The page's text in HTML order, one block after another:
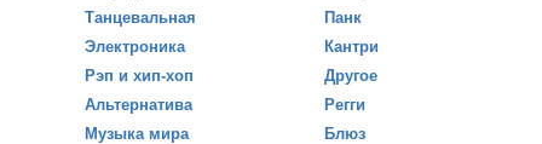
Танцевальная
Электроника
Рэп и хип-хоп
Альтернатива
Музыка мира
Панк
Кантри
Другое
Регги
Блюз